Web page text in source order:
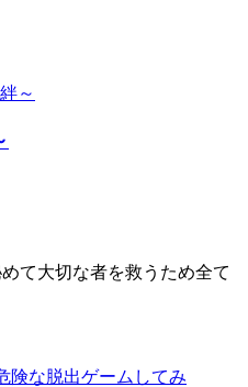
て大切な者を救うため全て